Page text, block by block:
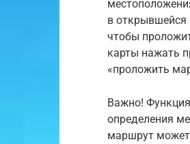
в открывшейся
чтобы
карты нажать
«проложить
Важно!
определения
маршрут может